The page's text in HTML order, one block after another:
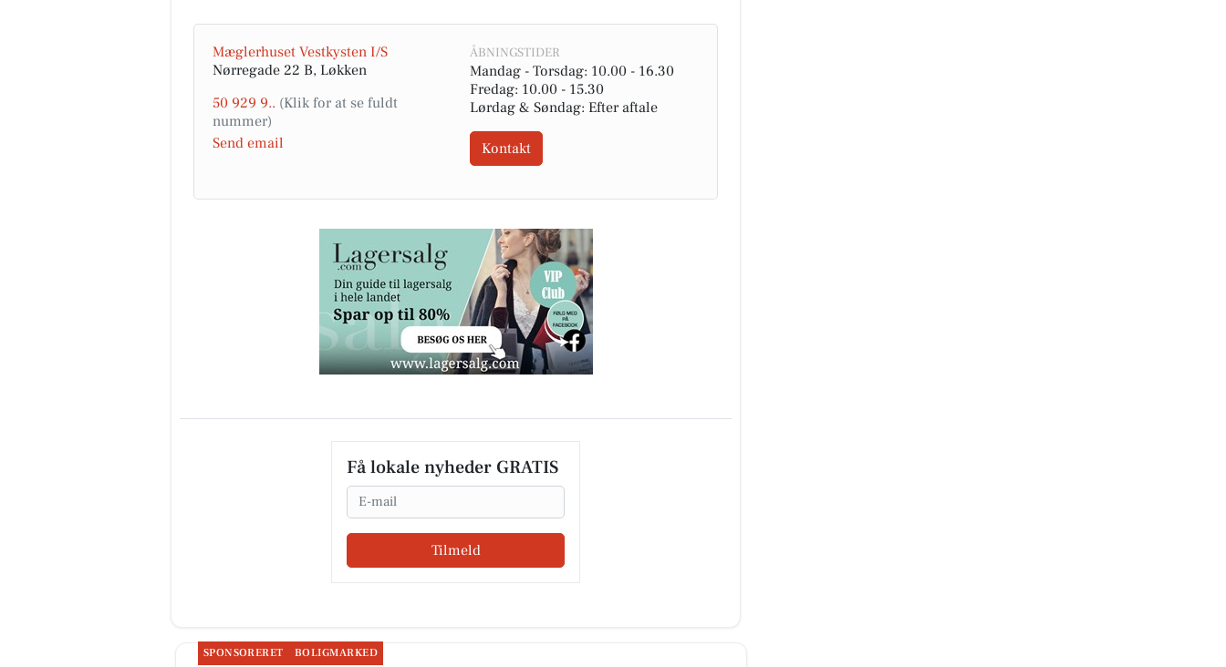
Mæglerhuset Vestkysten I/S
Nørregade 22 B, Løkken
50 929 9..
Send email
ÅBNINGSTIDER
Mandag - Torsdag: 10.00 - 16.30
Fredag: 10.00 - 15.30
Lørdag & Søndag: Efter aftale
Kontakt
Få lokale nyheder GRATIS
Email
Tilmeld
SPONSORERET BOLIGMARKED